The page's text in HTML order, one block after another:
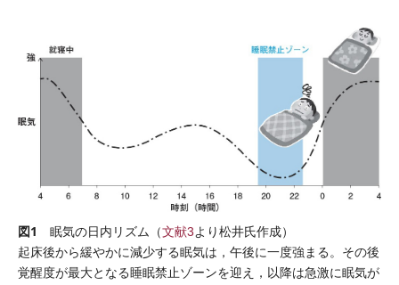
図1 眠気の日内リズム（文献3より松井氏作成）
起床後から緩やかに減少する眠気は，午後に一度強まる。その後
覚醒度が最大となる睡眠禁止ゾーンを迎え，以降は急激に眠気が